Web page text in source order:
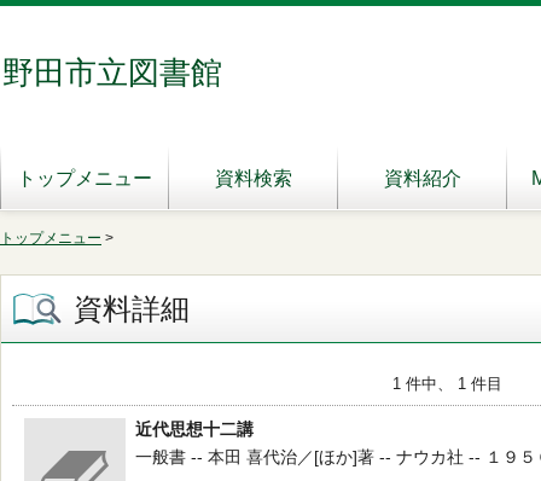
野田市立図書館
トップメニュー 資料検索 資料紹介
トップメニュー >
資料詳細
1 件中、 1 件目
近代思想十二講
一般書 -- 本田 喜代治／[ほか]著 -- ナウカ社 -- １９